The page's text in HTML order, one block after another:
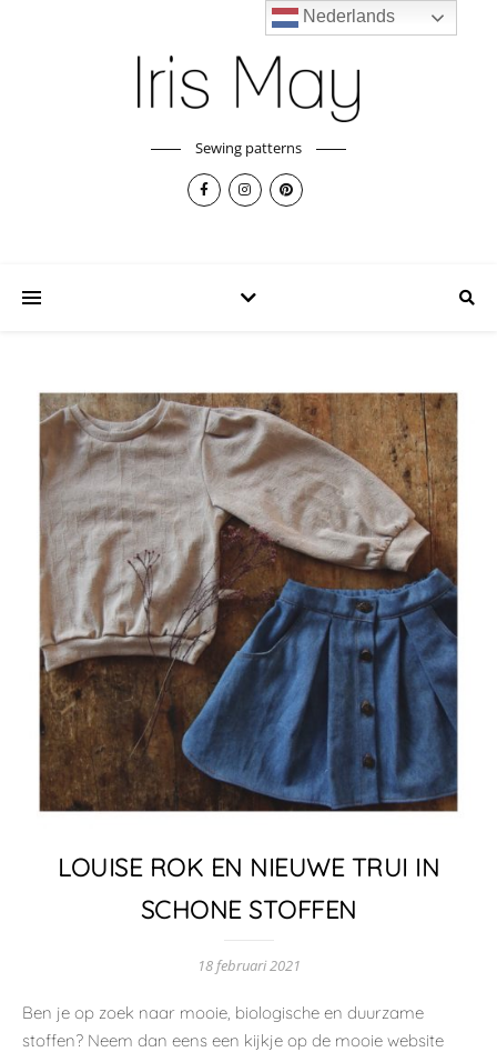
Sewing patterns
LOUISE ROK EN NIEUWE TRUI IN
SCHONE STOFFEN
18 februari 2021
Ben je op zoek naar mooie, biologische en duurzame
stoffen? Neem dan eens een kijkje op de mooie website
Nederlands